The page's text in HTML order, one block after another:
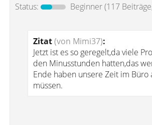
Status:
Beginner(117
Zitat(von Mimi37):
Jetzt ist es so geregelt,da viele
den Minusstunden hatten,das
Ende haben unsere Zeit im Büro
müssen.